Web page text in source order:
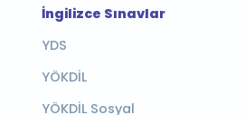
İngilizce Sınavlar
YDS
YÖKDİL
YÖKDİL Sosyal